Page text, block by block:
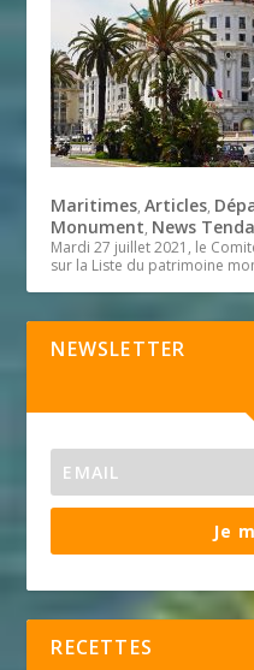
Maritimes,Articles,
Monument, News
Mardi 27 juillet 2021, le
sur la Liste du patrimoine
NEWSLETTER
Je
RECETTES